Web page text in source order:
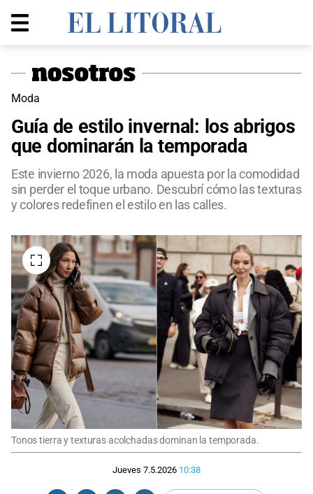
Moda
Guía de estilo invernal: los abrigos
que dominarán la temporada
Este invierno 2026, la moda apuesta por la comodidad
sin perder el toque urbano. Descubrí cómo las texturas
y colores redefinen el estilo en las calles.
Tonos tierra y texturas acolchadas dominan la temporada.
Jueves 7.5.2026 10:38